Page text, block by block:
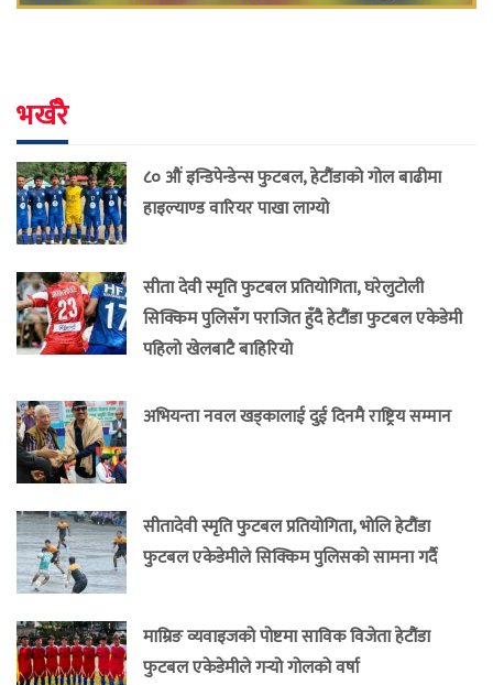
भर्खरै
८० औं इन्डिपेन्डेन्स फुटबल, हेटौंडाको गोल बाढीमा
हाइल्याण्ड वारियर पाखा लाग्यो
सीता देवी स्मृति फुटबल प्रतियोगिता, घरेलुटोली
सिक्किम पुलिसँग पराजित हुँदै हेटौंडा फुटबल एकेडेमी
पहिलो खेलबाटै बाहिरियो
अभियन्ता नवल खड्कालाई दुई दिनमै राष्ट्रिय सम्मान
सीतादेवी स्मृति फुटबल प्रतियोगिता, भोलि हेटौंडा
फुटबल एकेडेमीले सिक्किम पुलिसको सामना गर्दै
माम्रिङ व्यवाइजको पोष्टमा साविक विजेता हेटौंडा
फुटबल एकेडेमीले गर्‍यो गोलको वर्षा